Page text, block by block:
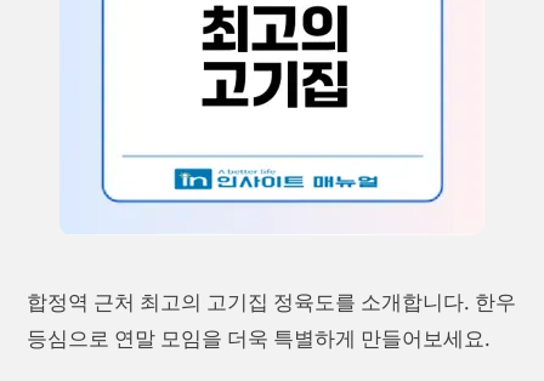
합정역 근처 최고의 고기집 정육도를 소개합니다. 한우
등심으로 연말 모임을 더욱 특별하게 만들어보세요.